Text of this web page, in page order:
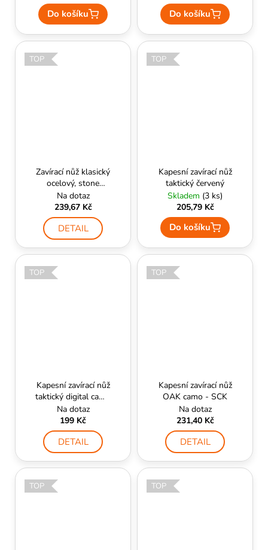
Do košíku Do košíku
TOP
Zavírací nůž klasický
ocelový, stone
washed, polymer
střenky - SCK
Na dotaz
239,67 Kč
DETAIL
TOP
Kapesní zavírací nůž
taktický červený
Skladem (3 ks)
205,79 Kč
Do košíku
TOP
Kapesní zavírací nůž
taktický digital camo
s lebkou
Na dotaz
199 Kč
DETAIL
TOP
Kapesní zavírací nůž
OAK camo - SCK
Na dotaz
231,40 Kč
DETAIL
TOP TOP